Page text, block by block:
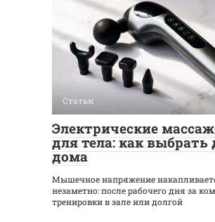
Статьи
Электрические
для тела: как выбрать
дома
Мышечное напряжение
незаметно: после рабочего дня за
тренировки в зале или долгой